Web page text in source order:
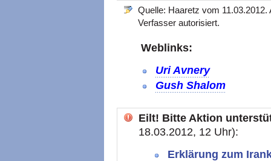
Quelle: Haaretz vom
Verfasser autorisiert.
Weblinks:
Uri Avnery
Gush Shalom
Eilt! Bitte Aktion
18.03.2012, 12 Uhr):
Erklärung zum